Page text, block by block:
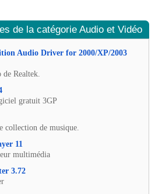
de la catégorie Audio et Vidéo
Audio Driver for 2000/XP/2003
Realtek.
gratuit 3GP
collection de musique.
11
multimédia
3.72